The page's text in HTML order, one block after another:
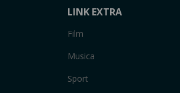
LINK EXTRA
Film
Musica
Sport